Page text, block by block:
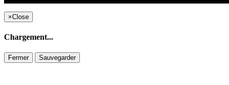
×Close
Chargement...
Fermer Sauvegarder